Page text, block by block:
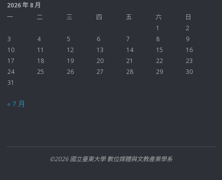
2026 年 8 月
一
二 三 四 五 六
日
1
2
3
4 5 6 7 8
9
10
11 12 13 14 15
16
17
18 19 20 21 22
23
24
25 26 27 28 29
30
31
« 7 月
©2026 國立臺東大學 數位媒體與文教產業學系